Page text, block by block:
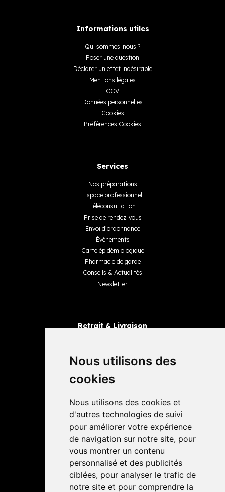
Nous utilisons des
cookies
Nous utilisons des cookies et
d'autres technologies de suivi
pour améliorer votre expérience
de navigation sur notre site, pour
vous montrer un contenu
personnalisé et des publicités
ciblées, pour analyser le trafic de
notre site et pour comprendre la
Informations utiles
Qui sommes-nous ?
Poser une question
Déclarer un effet indésirable
Mentions légales
CGV
Données personnelles
Cookies
Préférences Cookies
Services
Nos préparations
Espace professionnel
Téléconsultation
Prise de rendez-vous
Envoi d’ordonnance
Événements
Carte épidémiologique
Pharmacie de garde
Conseils & Actualités
Newsletter
Retrait & Livraison
Livraisons
4,4 / 5 65 avis